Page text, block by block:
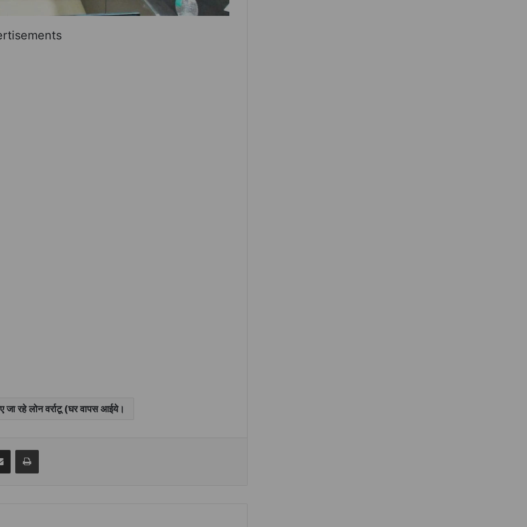
जा रहे लोन वर्राटू (घर वापस आईये।
Share via Email Print